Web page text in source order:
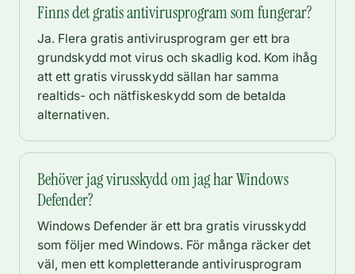
Finns det gratis antivirusprogram som fungerar?
Ja. Flera gratis antivirusprogram ger ett bra
grundskydd mot virus och skadlig kod. Kom ihåg
att ett gratis virusskydd sällan har samma
realtids- och nätfiskeskydd som de betalda
alternativen.
Behöver jag virusskydd om jag har Windows
Defender?
Windows Defender är ett bra gratis virusskydd
som följer med Windows. För många räcker det
väl, men ett kompletterande antivirusprogram